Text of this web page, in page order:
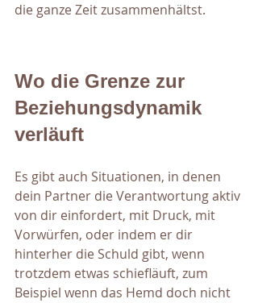
die ganze Zeit zusammenhältst.
Wo die Grenze zur
Beziehungsdynamik
verläuft
Es gibt auch Situationen, in denen
dein Partner die Verantwortung aktiv
von dir einfordert, mit Druck, mit
Vorwürfen, oder indem er dir
hinterher die Schuld gibt, wenn
trotzdem etwas schiefläuft, zum
Beispiel wenn das Hemd doch nicht